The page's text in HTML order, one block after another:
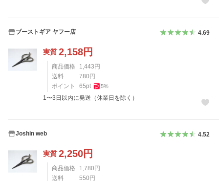
ブーストギア ヤフー店 4.69
実質 2,158円
商品価格 1,443円
送料
780円
ポイント
65pt 5%
1〜3日以内に発送（休業日を除く）
Joshin web 4.52
実質 2,250円
商品価格 1,780円
送料
550円